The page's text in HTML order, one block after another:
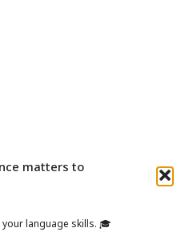
matters to
your language skills. 🎓